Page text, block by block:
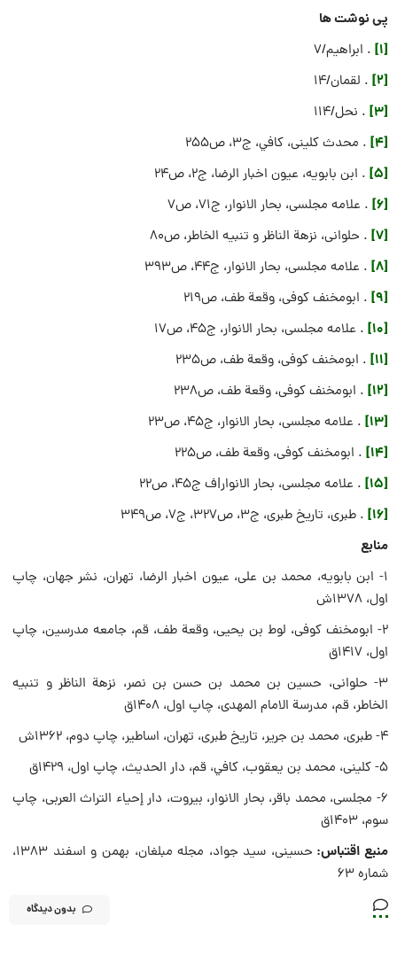
پی نوشت ها
[1]
. ابراهیم/7
[2] . لقمان/14
[3] . نحل/114
[4] . محدث کلینی، كافي، ج‏3، ص255
[5] . ابن بابویه، عیون اخبار الرضا، ج2، ص24
[6] . علامه مجلسی، بحار الانوار، ج71، ص7
[7] . حلوانی، نزهة الناظر و تنبيه الخاطر، ص80
[8] . علامه مجلسی، بحار الانوار، ج44، ص393
[9] . ابومخنف کوفی، وقعة طف، ص219
[10] . علامه مجلسی، بحار الانوار، ج45، ص17
[11] . ابومخنف کوفی، وقعة طف، ص235
[12] . ابومخنف کوفی، وقعة طف، ص238
[13] . علامه مجلسی، بحار الانوار، ج45، ص23
[14] . ابومخنف کوفی، وقعة طف، ص225
[15] . علامه مجلسی، بحار الانوار|ف ج45، ص22
[16] . طبری، تاریخ طبری، ج۳، ص۳۲۷، ج۷، ص۳۴۹
منابع
1- ابن بابویه، محمد بن علی، عیون اخبار الرضا، تهران، نشر جهان، چاپ
اول، 1378ش
2- ابومخنف کوفی، لوط بن یحیی، وقعة طف، قم، جامعه مدرسین، چاپ
اول، 1417ق
3- حلوانى، حسين بن محمد بن حسن بن نصر، نزهة الناظر و تنبيه
الخاطر، قم، مدرسة الامام المهدی، چاپ اول، 1408ق
4- طبری، محمد بن جریر، تاریخ طبری، تهران، اساطیر، چاپ دوم، 1362ش
5- كلينى، محمد بن يعقوب، كافي، قم، دار الحديث، چاپ اول، ‏1429ق
6- مجلسی، محمد باقر، بحار الانوار، بیروت، دار إحیاء التراث العربی، چاپ
سوم، 1403ق
منبع اقتباس:
حسینی، سید جواد، مجله مبلغان، بهمن و اسفند ۱۳۸۳،
شماره ۶۳
بدون دیدگاه